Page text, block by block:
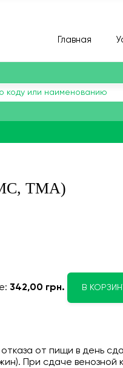
Главная
TMA)
342,00 грн. В
от пищи в день
При сдаче венозной